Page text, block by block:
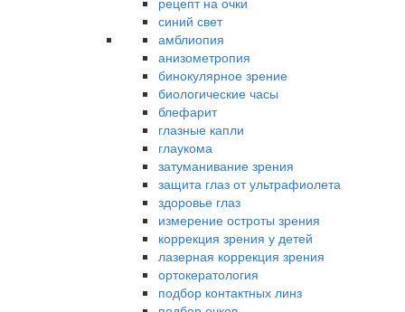
синий свет
амблиопия
анизометропия
бинокулярное зрение
биологические часы
блефарит
глазные капли
глаукома
затуманивание зрения
защита глаз от ультрафиолета
здоровье глаз
измерение остроты зрения
коррекция зрения у детей
лазерная коррекция зрения
ортокератология
подбор контактных линз